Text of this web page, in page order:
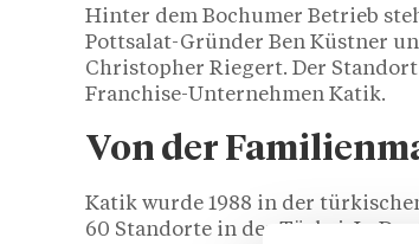
Hinter dem Bochumer Betrieb
Pottsalat-Gründer Ben Küstner
Christopher Riegert. Der
Franchise-Unternehmen Katik.
Von der
Katik wurde 1988 in der
60 Standorte in der Türkei. In